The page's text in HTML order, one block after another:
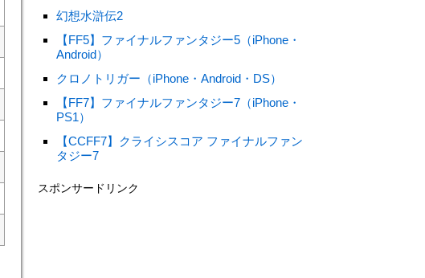
幻想水滸伝2
【FF5】ファイナルファンタジー5（iPhone・
Android）
クロノトリガー（iPhone・Android・DS）
【FF7】ファイナルファンタジー7（iPhone・
PS1）
【CCFF7】クライシスコア ファイナルファン
タジー7
スポンサードリンク